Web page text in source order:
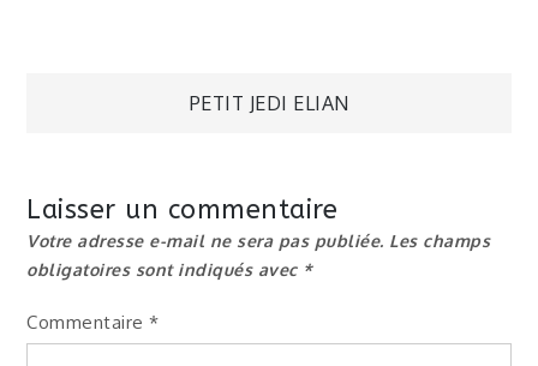
Navigation
l’article
PETIT JEDI ELIAN
Laisser un commentaire
Votre adresse e-mail ne sera pas publiée. Les champs
obligatoires sont indiqués avec *
Commentaire*